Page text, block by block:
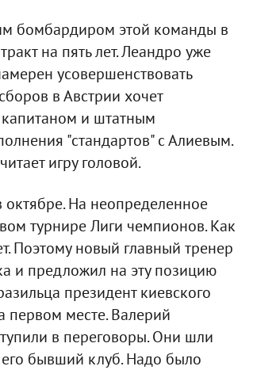
бомбардиром этой команды в
на пять лет. Леандро уже
усовершенствовать
в Австрии хочет
капитаном и штатным
"стандартов" с Алиевым.
игру головой.
октябре. На неопределенное
турнире Лиги чемпионов. Как
Поэтому новый главный тренер
и предложил на эту позицию
президент киевского
первом месте. Валерий
в переговоры. Они шли
его бывший клуб. Надо было